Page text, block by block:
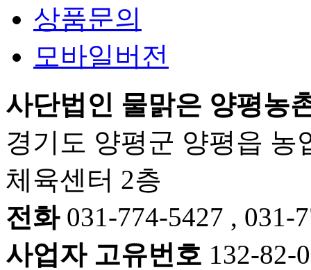
상품문의
모바일버전
사단법인 물맑은 양평농
경기도 양평군 양평읍 농
체육센터 2층
전화031-774-5427 , 031-
사업자 고유번호 132-82-